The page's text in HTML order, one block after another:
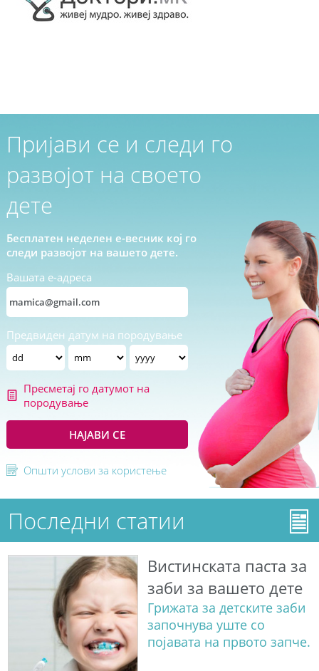
Пријави се и следи го
развојот на своето
дете
Бесплатен неделен е-весник кој го
следи развојот на вашето дете.
Вашата е-адреса
Предвиден датум на породување
Пресметај го датумот на
породување
НАЈАВИ СЕ
Општи услови за користење
Последни статии
Вистинската паста за
заби за вашето дете
Грижата за детските заби
започнува уште со
појавата на првото запче.